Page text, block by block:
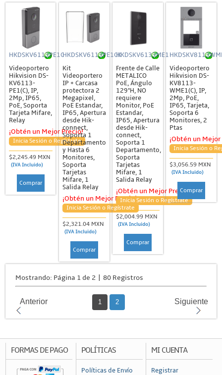
HKDSKV6113PE1C
Videoportero
Hikvision DS-
KV6113-
PE1(C), IP,
2Mp, IP65,
PoE, Soporta
Tarjeta Mifare,
Relay
¡Obtén un Mejor Precio!
Inicia Sesión o Regístrate
$2,245.49 MXN
(IVA Incluido)
Comprar
HKDSKV6113PE1CK
Kit
Videoportero
IP + Carcasa
protectora 2
Megapixel,
PoE Estandar,
IP65, Apertura
desde Hik-
connect,
Soporta 1
Departamento
y Hasta 6
Monitores,
Soporta
Tarjetas
Mifare, 1
Salida Relay
¡Obtén un Mejor Precio!
Inicia Sesión o Regístrate
$2,321.04 MXN
(IVA Incluido)
Comprar
HKDSKV6133ME1
Frente de Calle
METALICO
PoE, Ángulo
129°H, NO
requiere
Monitor, PoE
Estandar,
IP65, Apertura
desde Hik-
connect,
Soporta 1
Departamento,
Soporta
Tarjetas
Mifare, 1
Salida Relay
¡Obtén un Mejor Precio!
Inicia Sesión o Regístrate
$2,004.99 MXN
(IVA Incluido)
Comprar
Videoportero
Hikvision DS-
KV8113-
WME1(C), IP,
2Mp, PoE,
IP65, Tarjeta,
Soporta 6
Monitores, 2
Ptas
¡Obtén un
Inicia Sesión o
$3,056.59 MXN
(IVA Incluido)
Comprar
Mostrando: Página 1 de 2 | 80 Registros
Anterior 1 2 Siguiente
FORMAS DE PAGO POLÍTICAS
Políticas de Envío
MI CUENTA
Registrar